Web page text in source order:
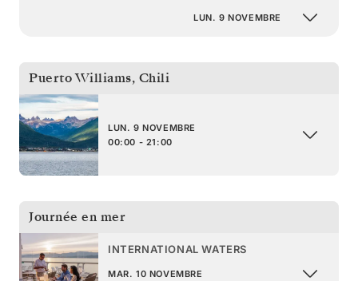
LUN. 9 NOVEMBRE
Puerto Williams, Chili
LUN. 9 NOVEMBRE
00:00 - 21:00
Journée en mer
INTERNATIONAL WATERS
MAR. 10 NOVEMBRE